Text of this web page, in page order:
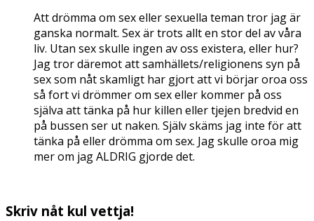
Att drömma om sex eller sexuella teman tror jag är
ganska normalt. Sex är trots allt en stor del av våra
liv. Utan sex skulle ingen av oss existera, eller hur?
Jag tror däremot att samhällets/religionens syn på
sex som nåt skamligt har gjort att vi börjar oroa oss
så fort vi drömmer om sex eller kommer på oss
själva att tänka på hur killen eller tjejen bredvid en
på bussen ser ut naken. Själv skäms jag inte för att
tänka på eller drömma om sex. Jag skulle oroa mig
mer om jag ALDRIG gjorde det.
Skriv nåt kul vettja!